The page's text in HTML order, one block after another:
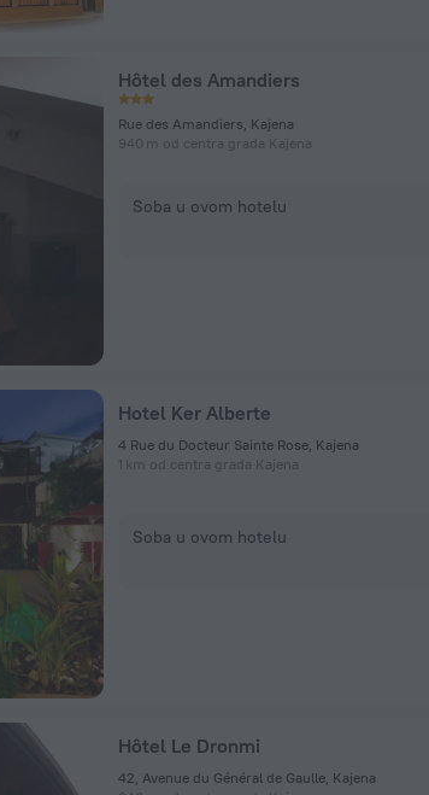
Hôtel des Amandiers
Rue des Amandiers, Kajena
940 m od centra grada Kajena
Soba u ovom hotelu
Hotel Ker Alberte
4 Rue du Docteur Sainte Rose, Kajena
1 km od centra grada Kajena
Soba u ovom hotelu
Hôtel Le Dronmi
42, Avenue du Général de Gaulle, Kajena